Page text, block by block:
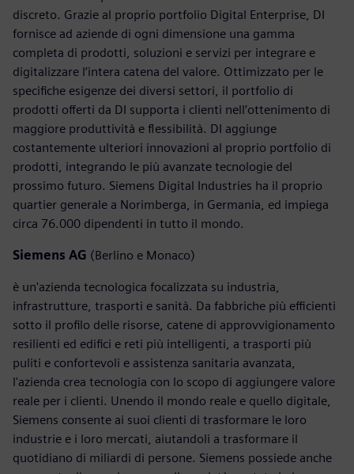
discreto. Grazie al proprio portfolio Digital Enterprise, DI
fornisce ad aziende di ogni dimensione una gamma
completa di prodotti, soluzioni e servizi per integrare e
digitalizzare l’intera catena del valore. Ottimizzato per le
specifiche esigenze dei diversi settori, il portfolio di
prodotti offerti da DI supporta i clienti nell’ottenimento di
maggiore produttività e flessibilità. DI aggiunge
costantemente ulteriori innovazioni al proprio portfolio di
prodotti, integrando le più avanzate tecnologie del
prossimo futuro. Siemens Digital Industries ha il proprio
quartier generale a Norimberga, in Germania, ed impiega
circa 76.000 dipendenti in tutto il mondo.
Siemens AG (Berlino e Monaco)
è un'azienda tecnologica focalizzata su industria,
infrastrutture, trasporti e sanità. Da fabbriche più efficienti
sotto il profilo delle risorse, catene di approvvigionamento
resilienti ed edifici e reti più intelligenti, a trasporti più
puliti e confortevoli e assistenza sanitaria avanzata,
l'azienda crea tecnologia con lo scopo di aggiungere valore
reale per i clienti. Unendo il mondo reale e quello digitale,
Siemens consente ai suoi clienti di trasformare le loro
industrie e i loro mercati, aiutandoli a trasformare il
quotidiano di miliardi di persone. Siemens possiede anche